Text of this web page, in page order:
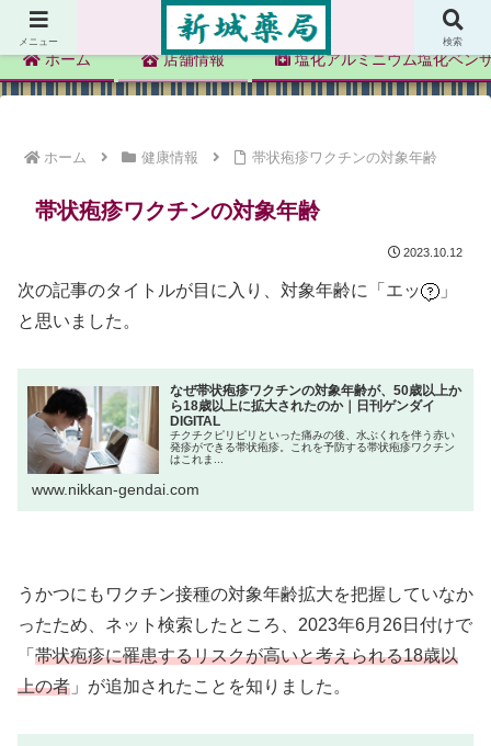
新城薬局
ホーム 店舗情報 塩化アルミニウム塩化ベン
ホーム 健康情報 帯状疱疹ワクチンの対象年齢
帯状疱疹ワクチンの対象年齢
2023.10.12
次の記事のタイトルが目に入り、対象年齢に「エッ
」
と思いました。
なぜ帯状疱疹ワクチンの対象年齢が、50歳以上か
ら18歳以上に拡大されたのか｜日刊ゲンダイ
DIGITAL
チクチクピリピリといった痛みの後、水ぶくれを伴う赤い
発疹ができる帯状疱疹。これを予防する帯状疱疹ワクチン
はこれま...
www.nikkan-gendai.com
うかつにもワクチン接種の対象年齢拡大を把握していなか
ったため、ネット検索したところ、2023年6月26日付けで
「 帯状疱疹に罹患するリスクが高いと考えられる18歳以
上の者 」が追加されたことを知りました。
メニュー 検索